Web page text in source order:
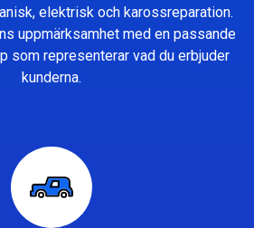
elektrisk och karossreparation.
uppmärksamhet med en passande
som representerar vad du erbjuder
kunderna.